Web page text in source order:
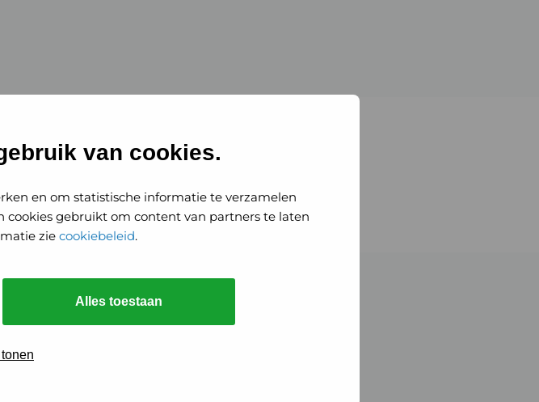
van cookies.
en om statistische informatie te verzamelen
cookies gebruikt om content van partners te laten
zie cookiebeleid.
Alles toestaan